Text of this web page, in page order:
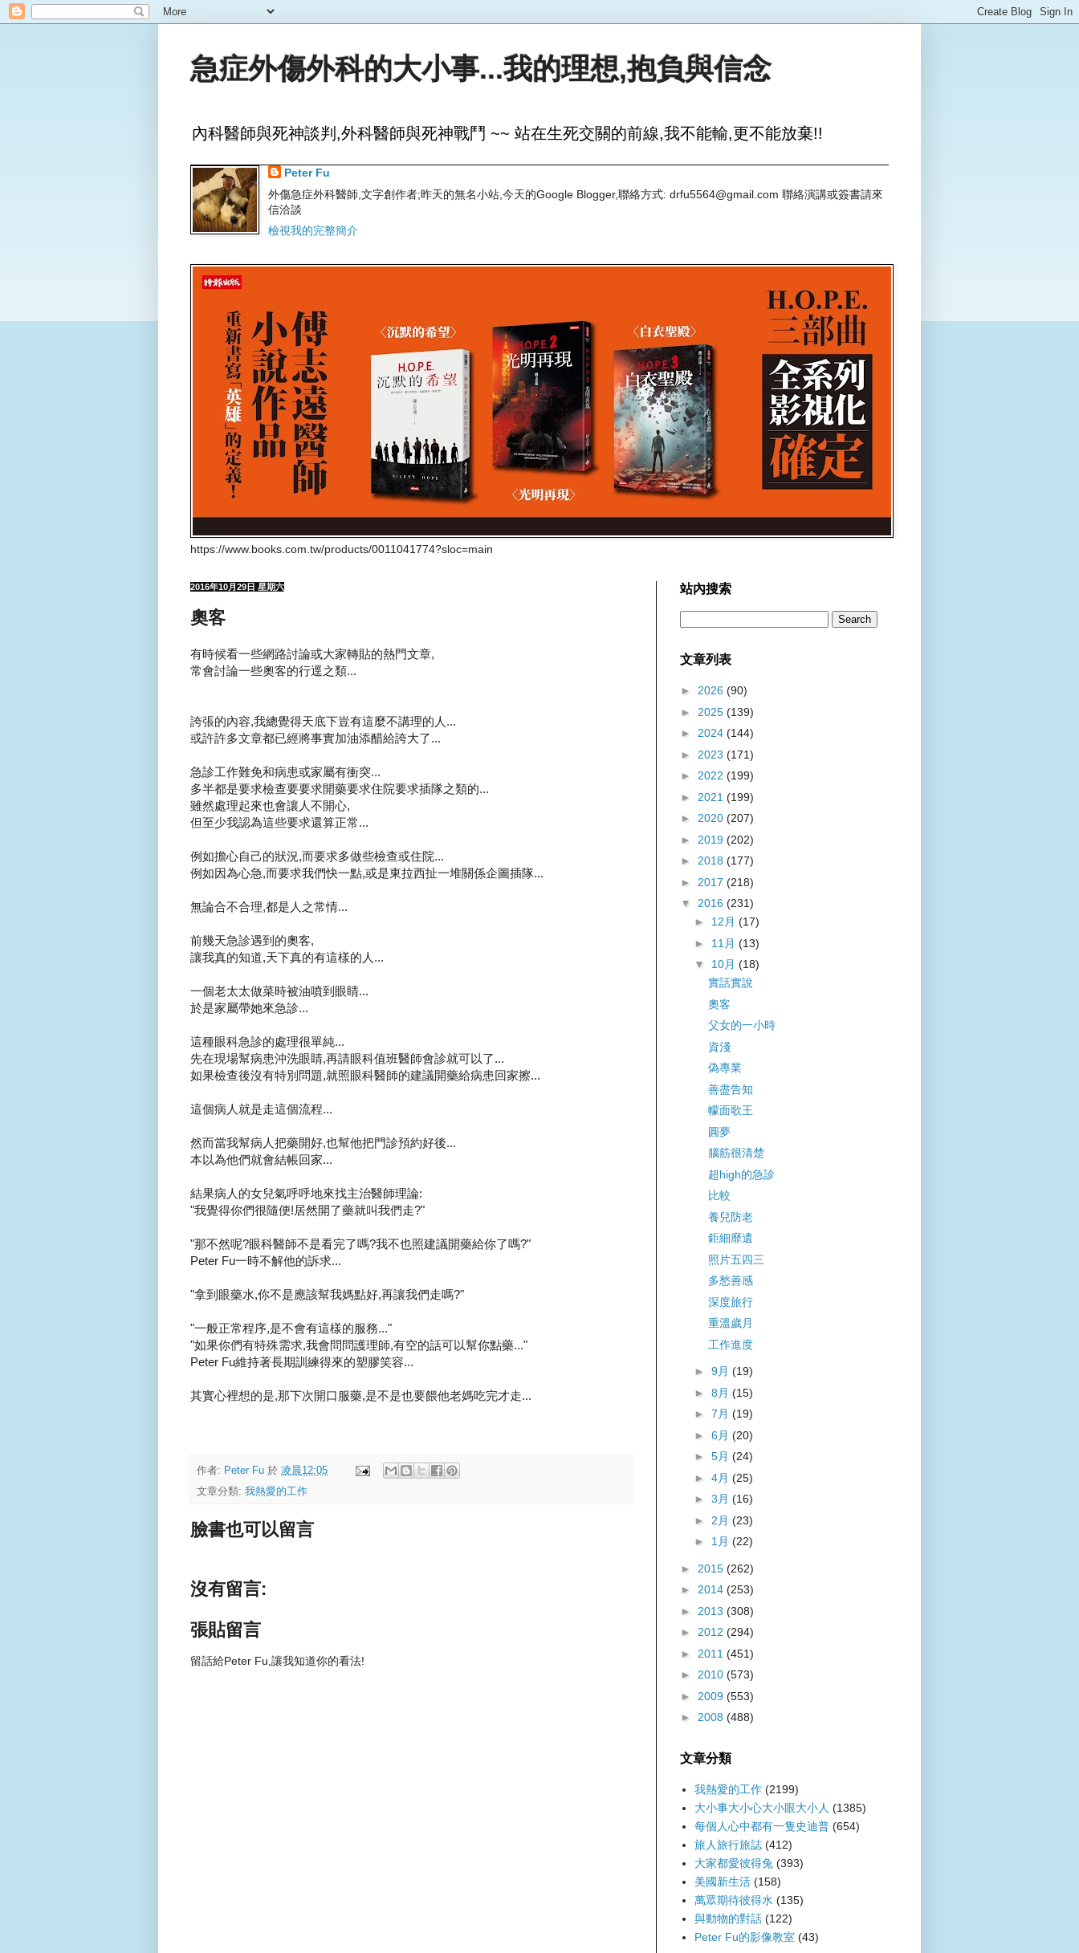
急症外傷外科的大小事...我的理想,抱負與信念
內科醫師與死神談判,外科醫師與死神戰鬥 ~~ 站在生死交關的前線,我不能輸,更不能放棄!!
Peter Fu
外傷急症外科醫師,文字創作者;昨天的無名小站,今天的Google Blogger,聯絡方式: drfu5564@gmail.com 聯絡演講或簽書請來
信洽談
檢視我的完整簡介
https://www.books.com.tw/products/0011041774?sloc=main
2016年10月29日 星期六
奧客
有時候看一些網路討論或大家轉貼的熱門文章,
常會討論一些奧客的行逕之類...
誇張的內容,我總覺得天底下豈有這麼不講理的人...
或許許多文章都已經將事實加油添醋給誇大了...
急診工作難免和病患或家屬有衝突...
多半都是要求檢查要要求開藥要求住院要求插隊之類的...
雖然處理起來也會讓人不開心,
但至少我認為這些要求還算正常...
例如擔心自己的狀況,而要求多做些檢查或住院...
例如因為心急,而要求我們快一點,或是東拉西扯一堆關係企圖插隊...
無論合不合理,都是人之常情...
前幾天急診遇到的奧客,
讓我真的知道,天下真的有這樣的人...
一個老太太做菜時被油噴到眼睛...
於是家屬帶她來急診...
這種眼科急診的處理很單純...
先在現場幫病患沖洗眼睛,再請眼科值班醫師會診就可以了...
如果檢查後沒有特別問題,就照眼科醫師的建議開藥給病患回家擦...
這個病人就是走這個流程...
然而當我幫病人把藥開好,也幫他把門診預約好後...
本以為他們就會結帳回家...
結果病人的女兒氣呼呼地來找主治醫師理論:
"我覺得你們很隨便!居然開了藥就叫我們走?"
"那不然呢?眼科醫師不是看完了嗎?我不也照建議開藥給你了嗎?"
Peter Fu一時不解他的訴求...
"拿到眼藥水,你不是應該幫我媽點好,再讓我們走嗎?"
"一般正常程序,是不會有這樣的服務..."
"如果你們有特殊需求,我會問問護理師,有空的話可以幫你點藥..."
Peter Fu維持著長期訓練得來的塑膠笑容...
其實心裡想的是,那下次開口服藥,是不是也要餵他老媽吃完才走...
作者: Peter Fu 於 凌晨12:05
文章分類: 我熱愛的工作
臉書也可以留言
沒有留言:
張貼留言
留話給Peter Fu,讓我知道你的看法!
站內搜索
文章列表
► 2026 (90)
► 2025 (139)
► 2024 (144)
► 2023 (171)
► 2022 (199)
► 2021 (199)
► 2020 (207)
► 2019 (202)
► 2018 (177)
► 2017 (218)
▼ 2016 (231)
► 12月 (17)
► 11月 (13)
▼ 10月 (18)
實話實說
奧客
父女的一小時
資淺
偽專業
善盡告知
幪面歌王
圓夢
腦筋很清楚
超high的急診
比較
養兒防老
鉅細靡遺
照片五四三
多愁善感
深度旅行
重溫歲月
工作進度
► 9月 (19)
► 8月 (15)
► 7月 (19)
► 6月 (20)
► 5月 (24)
► 4月 (25)
► 3月 (16)
► 2月 (23)
► 1月 (22)
► 2015 (262)
► 2014 (253)
► 2013 (308)
► 2012 (294)
► 2011 (451)
► 2010 (573)
► 2009 (553)
► 2008 (488)
文章分類
我熱愛的工作 (2199)
大小事大小心大小眼大小人 (1385)
每個人心中都有一隻史迪普 (654)
旅人旅行旅誌 (412)
大家都愛彼得兔 (393)
美國新生活 (158)
萬眾期待彼得水 (135)
與動物的對話 (122)
Peter Fu的影像教室 (43)